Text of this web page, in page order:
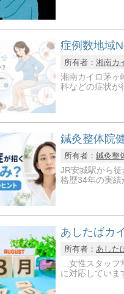
症例数地域
所有者：湘南カ
湘南カイロ茅ヶ
科などの症状が
鍼灸整体院
所有者：鍼灸整
JR安城駅から
格歴34年の実績
あしたばカ
所有者：あした
…女性スタッフ
に対応していま